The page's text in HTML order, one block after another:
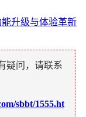
升级与体验革新
疑问，请联系
sbbt/1555.ht